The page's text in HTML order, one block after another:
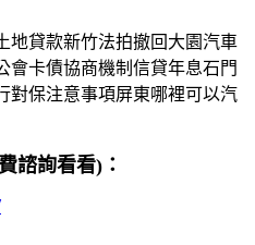
地貸款新竹法拍撤回大園汽車
會卡債協商機制信貸年息石門
對保注意事項屏東哪裡可以汽
諮詢看看)：